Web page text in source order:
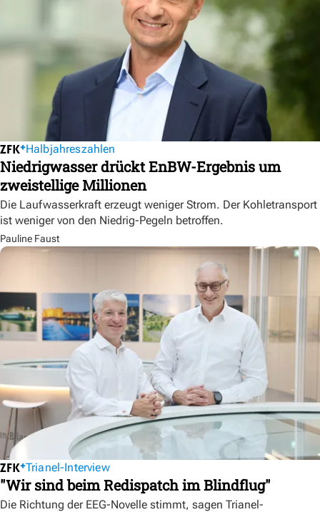
Halbjahreszahlen
Niedrigwasser drückt EnBW-Ergebnis um
zweistellige Millionen
Die Laufwasserkraft erzeugt weniger Strom. Der Kohletransport
ist weniger von den Niedrig-Pegeln betroffen.
Pauline Faust
Trianel-Interview
"Wir sind beim Redispatch im Blindflug"
Die Richtung der EEG-Novelle stimmt, sagen Trianel-